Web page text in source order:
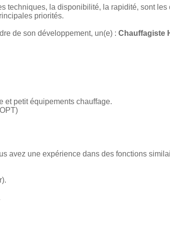
techniques, la disponibilité, la rapidité, sont
priorités.
de son développement, un(e) : Chauffagiste
et petit équipements chauffage.
avez une expérience dans des fonctions